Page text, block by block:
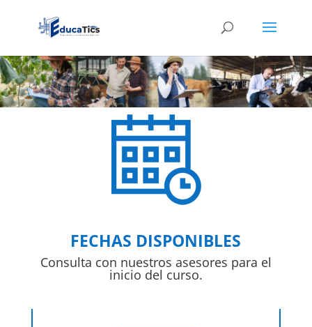
FECHAS DISPONIBLES
Consulta con nuestros asesores para el
inicio del curso.